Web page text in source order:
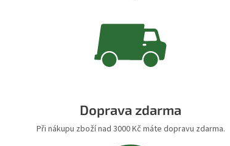
Doprava zdarma
Při nákupu zboží nad 3000 Kč máte dopravu zdarma.